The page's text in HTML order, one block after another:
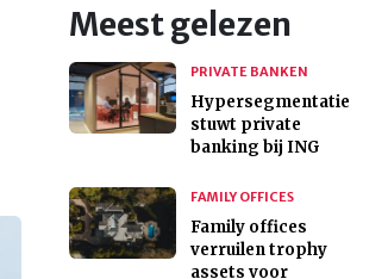
Meest gelezen
PRIVATE BANKEN
Hypersegmentatie
stuwt private
banking bij ING
FAMILY OFFICES
Family offices
verruilen trophy
assets voor